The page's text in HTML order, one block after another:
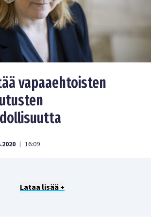
vapaaehtoisten
| 16:09
Lataa lisää +